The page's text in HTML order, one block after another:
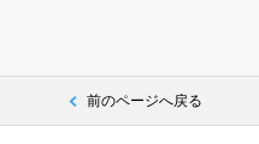
前のページへ戻る